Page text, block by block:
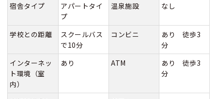
宿舎タイプ
アパートタイ
プ
温泉施設 なし
学校との距離
スクールバス
で10分
コンビニ
あり 徒歩3
分
インターネッ
ト環境（室
内）
あり ATM
あり 徒歩3
分